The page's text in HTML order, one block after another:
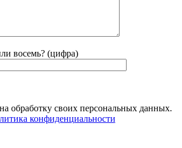
восемь? (цифра)
обработку своих персональных данных.
конфиденциальности